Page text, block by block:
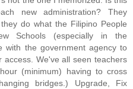
new administration? They
do what the Filipino People
Schools (especially in the
with the government agency to
We've all seen teachers
(minimum) having to cross
bridges.) Upgrade, Fix